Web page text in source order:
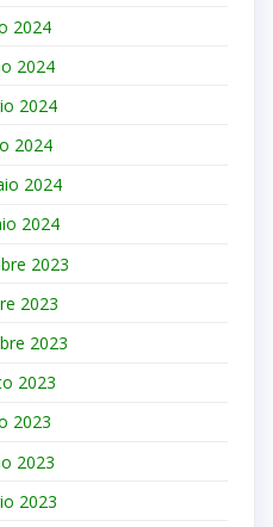
2024
2024
2024
2024
2024
2024
2023
2023
2023
2023
2023
2023
2023